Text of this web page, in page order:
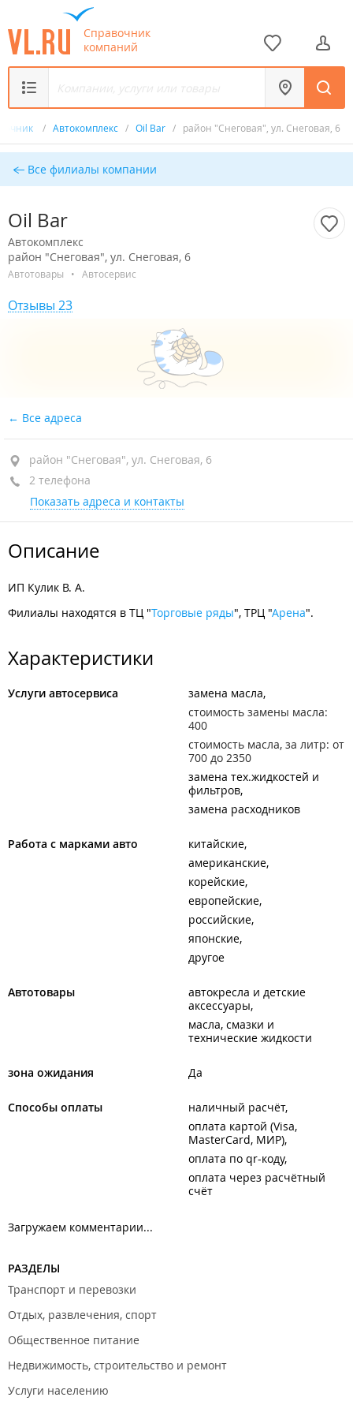
Справочник
компаний
/ Автокомплекс / Oil Bar / район "Снеговая", ул. Снеговая, 6
Все филиалы компании
Oil Bar
Автокомплекс
район "Снеговая", ул. Снеговая, 6
Автотовары • Автосервис
Отзывы 23
Все адреса
район "Снеговая", ул. Снеговая, 6
2 телефона
Показать адреса и контакты
Описание
ИП Кулик В. А.
Филиалы находятся в ТЦ "Торговые ряды", ТРЦ "Арена".
Характеристики
Услуги автосервиса
замена масла
стоимость замены масла:
400
стоимость масла, за литр: от
700 до 2350
замена тех.жидкостей и
фильтров
замена расходников
Работа с марками авто
китайские
американские
корейские
европейские
российские
японские
другое
Автотовары
автокресла и детские
аксессуары
масла, смазки и
технические жидкости
зона ожидания Да
Способы оплаты
наличный расчёт
оплата картой (Visa,
MasterCard, МИР)
оплата по qr-коду
оплата через расчётный
счёт
Загружаем комментарии...
РАЗДЕЛЫ
Транспорт и перевозки
Отдых, развлечения, спорт
Общественное питание
Недвижимость, строительство и ремонт
Услуги населению